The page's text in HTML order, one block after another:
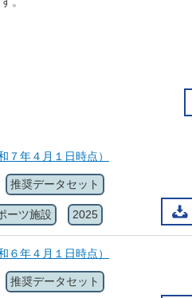
７年４月１日時点）
推奨データセット
ーツ施設 2025
６年４月１日時点）
推奨データセット